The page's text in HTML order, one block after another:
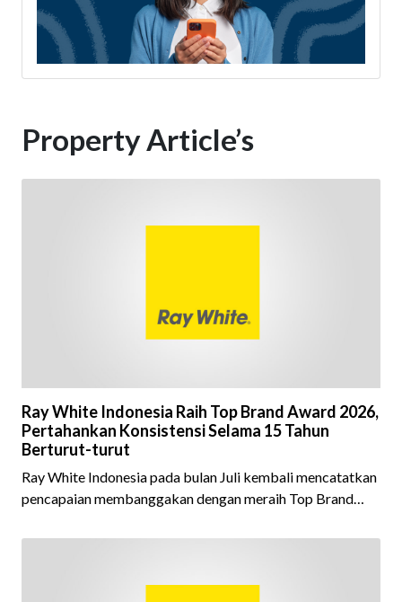
Property Article’s
Ray White Indonesia Raih Top Brand Award 2026,
Pertahankan Konsistensi Selama 15 Tahun
Berturut-turut
Ray White Indonesia pada bulan Juli kembali mencatatkan
pencapaian membanggakan dengan meraih Top Brand
ini menjadi semakin istimewa karena Ray White Indonesia
tahun berturut-turut, sebuah bukti nyata atas konsistensi,